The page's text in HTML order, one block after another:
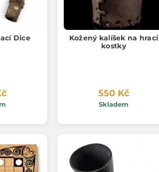
Dice
Kožený kalíšek na hrací
kostky
550 Kč
Skladem